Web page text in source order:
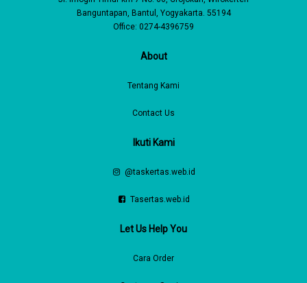
Banguntapan, Bantul, Yogyakarta. 55194
Office: 0274-4396759
About
Tentang Kami
Contact Us
Ikuti Kami
@taskertas.web.id
Tasertas.web.id
Let Us Help You
Cara Order